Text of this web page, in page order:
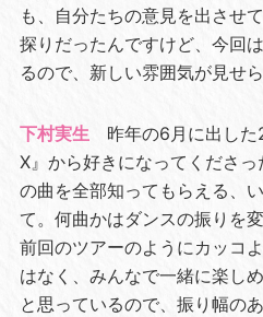
も、自分たちの意見を出させ
探りだったんですけど、今回
るので、新しい雰囲気が見せ
下村実生
昨年の6月に出し
X』から好きになってくださ
の曲を全部知ってもらえる、
て。何曲かはダンスの振りを
前回のツアーのようにカッコ
はなく、みんなで一緒に楽し
と思っているので、振り幅の